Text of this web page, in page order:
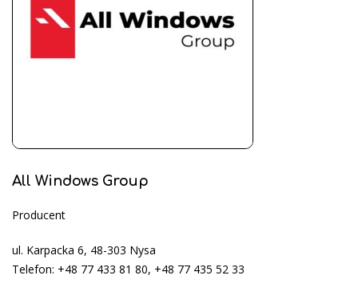
All Windows Group
Producent
ul. Karpacka 6, 48-303 Nysa
Telefon: +48 77 433 81 80, +48 77 435 52 33